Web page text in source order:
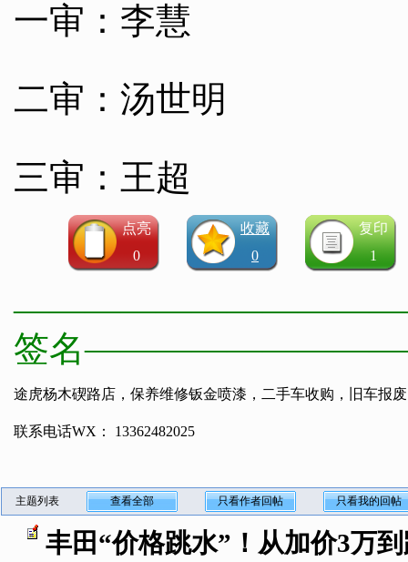
一审：李慧
二审：汤世明
三审：王超
点亮
0
收藏
0
复印
1
签名
途虎杨木碶路店，保养维修钣金喷漆，二手车收购，旧车报
联系电话WX： 13362482025
主题列表 查看全部 只看作者回帖 只看我的回帖
丰田“价格跳水”！从加价3万